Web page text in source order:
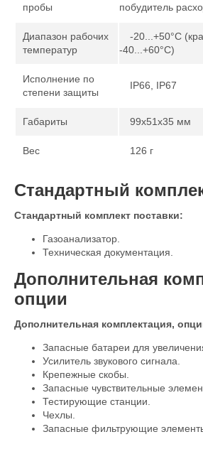
пробы
побудитель
Диапазон рабочих
температур
-20...+50°C
-40...+60°C)
Исполнение по
степени защиты
IP66, IP67
Габариты 99x51x35 мм
Вес 126 г
Стандартный
Стандартный комплект поставки:
Газоанализатор.
Техническая документация.
Дополнительная
опции
Дополнительная комплектация,
Запасные батареи для
Усилитель звукового сигнала.
Крепежные скобы.
Запасные чувствительные
Тестирующие станции.
Чехлы.
Запасные фильтрующие